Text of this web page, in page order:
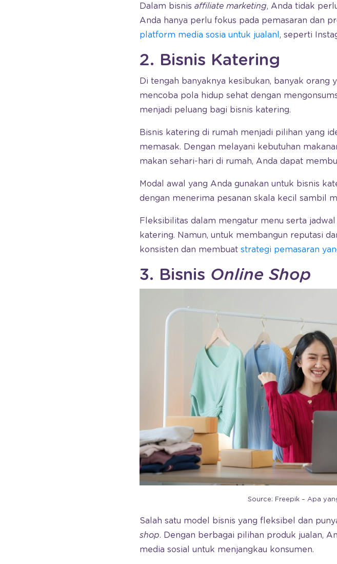
Dalam bisnis affiliate marketing, Anda tidak
Anda hanya perlu fokus pada pemasaran dan
platform media sosia untuk jualanl , seperti
2. Bisnis Katering
Di tengah banyaknya kesibukan, banyak
mencoba pola hidup sehat dengan
menjadi peluang bagi bisnis katering.
Bisnis katering di rumah menjadi pilihan yang
memasak. Dengan melayani kebutuhan
makan sehari-hari di rumah, Anda dapat
Modal awal yang Anda gunakan untuk bisnis
dengan menerima pesanan skala kecil sambil
Fleksibilitas dalam mengatur menu serta
katering. Namun, untuk membangun reputasi
konsisten dan membuat strategi pemasaran
3. Bisnis Online Shop
Source: Freepik – Apa
Salah satu model bisnis yang fleksibel dan
shop. Dengan berbagai pilihan produk jualan,
media sosial untuk menjangkau konsumen.